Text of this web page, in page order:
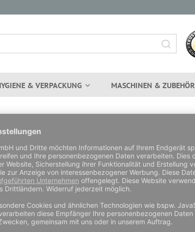
& VERPACKUNG MASCHINEN & ZUBEHÖR
LINKS
Fleischbranche.de
Markus Heucher bei Facebook
Markus Heucher bei Google+
Markus Heucher bei Twitter